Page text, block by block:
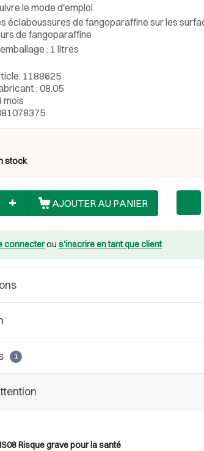
le mode d'emploi
éclaboussures de fangoparaffine sur les
de fangoparaffine
: 1 litres
1188625
: 08.05
mois
stock
AJOUTER AU PANIER
connecterou s'inscrire en tant que client
1
Risque grave pour la santé